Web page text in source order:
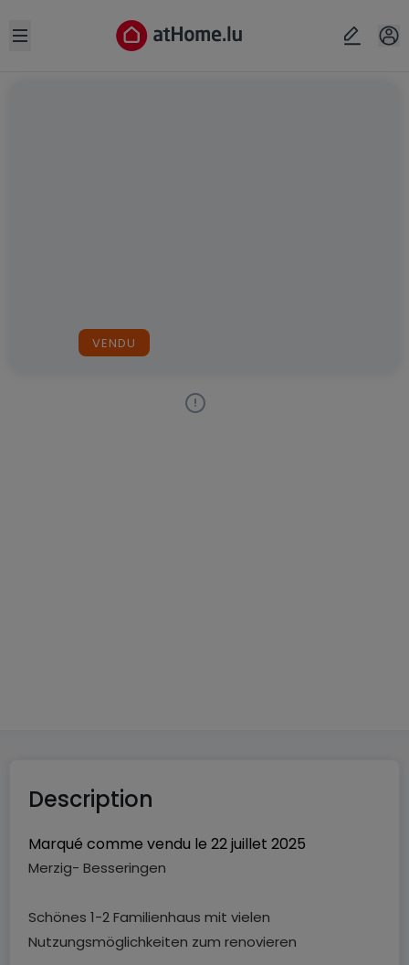
Open sidebar
VENDU
Description
Marqué comme vendu le 22 juillet 2025
Merzig- Besseringen
Schönes 1-2 Familienhaus mit vielen
Nutzungsmöglichkeiten zum renovieren